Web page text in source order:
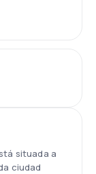
situada a
ciudad